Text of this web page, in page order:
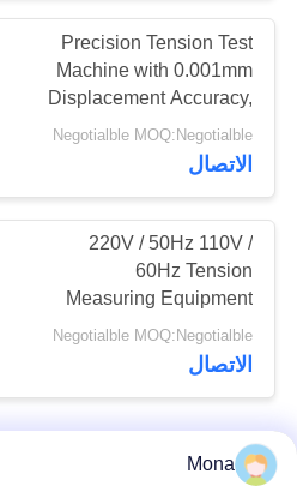
Precision Tension Test
Machine with 0.001mm
Displacement Accuracy,
120mm Test Diameter,
and ±1% Force
Accuracy
Negotialble MOQ:Negotialble
الاتصال
220V / 50Hz 110V /
60Hz Tension
Measuring Equipment
0.5-500kN Force Range
Negotialble MOQ:Negotialble
الاتصال
Mona